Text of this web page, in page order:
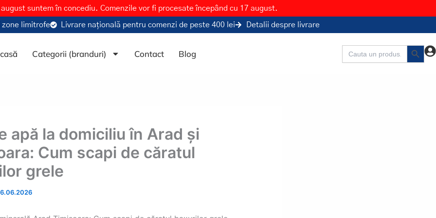
august suntem în concediu. Comenzile vor fi procesate începând cu 17 august.
zone limitrofe Livrare națională pentru comenzi de peste 400 lei Detalii despre livrare
Categorii (branduri) Contact Blog
Search
for:
Search Button
apă la domiciliu în Arad și
Cum scapi de căratul
grele